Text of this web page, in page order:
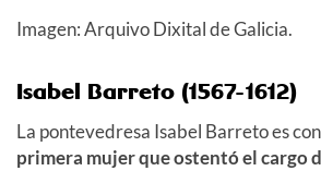
Imagen: Arquivo Dixital de Galicia.
Isabel Barreto (1567-1612)
La pontevedresa Isabel Barreto es
primera mujer que ostentó el cargo